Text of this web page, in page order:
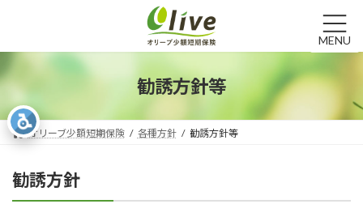
ン
ツ
キ
ー
シ
に
勧誘方針等
オリーブ少額短期保険 各種方針 勧誘方針等
勧誘方針
MENU